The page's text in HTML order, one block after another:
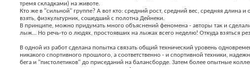
тремя складками) на животе.
Кто же в "сильной" группе? А вот кто: средний рост, средний вес, средняя длина
взять, физкультурник, сошедший с полотна Дейнеки.
В принципе, можно придумать много объяснений феномена - авторы так и
лыж... Но речь-то о людях, простоявших на лыжах всего неделю! Откуда взяться
В одной из работ сделана попытка связать общий технический уровень
никакого спортивного прошлого, а соответственно - и спортивной техники,
бега и "пистолетиков" до приседаний на балансборде. Затем более опытные